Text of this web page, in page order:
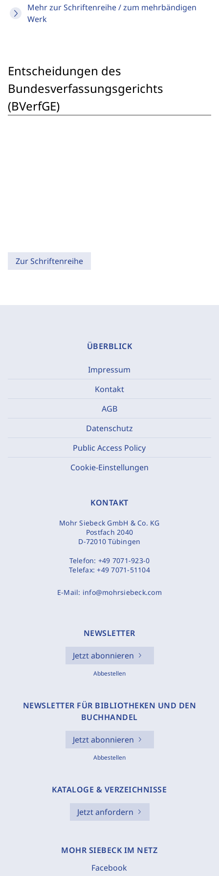
Mehr zur Schriftenreihe / zum mehrbändigen
Werk
Entscheidungen des
Bundesverfassungsgerichts
(BVerfGE)
Zur Schriftenreihe
ÜBERBLICK
Impressum
Kontakt
AGB
Datenschutz
Public Access Policy
Cookie-Einstellungen
KONTAKT
Mohr Siebeck GmbH & Co. KG
Postfach 2040
D-72010 Tübingen
Telefon: +49 7071-923-0
Telefax:+49 7071-51104
E-Mail: info@mohrsiebeck.com
NEWSLETTER
Jetzt abonnieren
Abbestellen
NEWSLETTER FÜR BIBLIOTHEKEN UND DEN
BUCHHANDEL
Jetzt abonnieren
Abbestellen
KATALOGE & VERZEICHNISSE
Jetzt anfordern
MOHR SIEBECK IM NETZ
Facebook